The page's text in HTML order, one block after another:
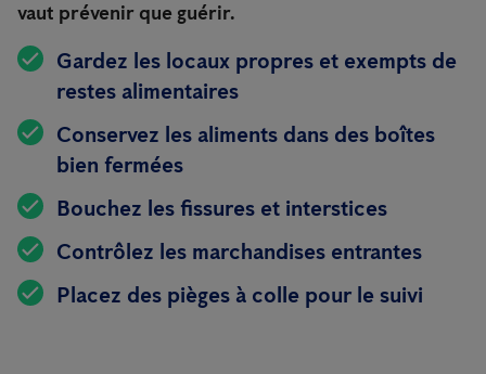
vaut prévenir que guérir.
Gardez les locaux propres et exempts de
restes alimentaires
Conservez les aliments dans des boîtes
bien fermées
Bouchez les fissures et interstices
Contrôlez les marchandises entrantes
Placez des pièges à colle pour le suivi